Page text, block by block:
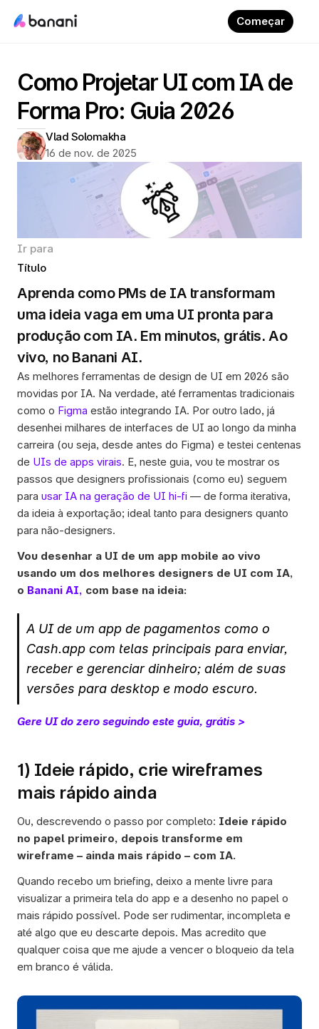
Começar
Como Projetar UI com IA de
Forma Pro: Guia 2026
Vlad Solomakha
16 de nov. de 2025
Ir para
Título
Aprenda como PMs de IA transformam
uma ideia vaga em uma UI pronta para
produção com IA. Em minutos, grátis. Ao
vivo, no Banani AI.
As melhores ferramentas de design de UI em 2026 são
movidas por IA. Na verdade, até ferramentas tradicionais
como o Figma estão integrando IA. Por outro lado, já
desenhei milhares de interfaces de UI ao longo da minha
carreira (ou seja, desde antes do Figma) e testei centenas
de UIs de apps virais. E, neste guia, vou te mostrar os
passos que designers profissionais (como eu) seguem
para usar IA na geração de UI hi-fi — de forma iterativa,
da ideia à exportação; ideal tanto para designers quanto
para não-designers.
Vou desenhar a UI de um app mobile ao vivo
usando um dos melhores designers de UI com IA,
o Banani AI, com base na ideia:
A UI de um app de pagamentos como o
Cash.app com telas principais para enviar,
receber e gerenciar dinheiro; além de suas
versões para desktop e modo escuro.
Gere UI do zero seguindo este guia, grátis >
1) Ideie rápido, crie wireframes
mais rápido ainda
Ou, descrevendo o passo por completo: Ideie rápido
no papel primeiro, depois transforme em
wireframe – ainda mais rápido – com IA.
Quando recebo um briefing, deixo a mente livre para
visualizar a primeira tela do app e a desenho no papel o
mais rápido possível. Pode ser rudimentar, incompleta e
até algo que eu descarte depois. Mas acredito que
qualquer coisa que me ajude a vencer o bloqueio da tela
em branco é válida.